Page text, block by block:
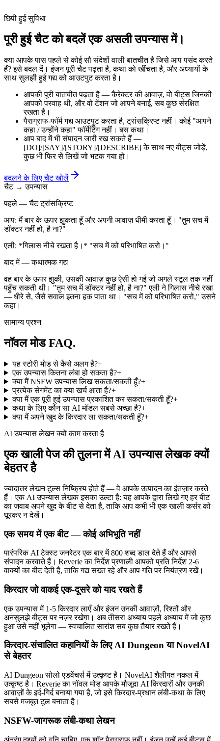
छिपी हुई सुविधा
पूरी हुई चैट को बदलें एक असली उपन्यास में।
क्या आपके पास पहले से कोई सौ संदेशों वाली बातचीत है जिसे आप पसंद करते
हैं? इसे बदल दें। इंजन पूरी चैट पढ़ता है, कथा को खींचता है, और अध्यायों के
साथ सुलझी हुई गद्य को आउटपुट करता है।
आपकी पूरी बातचीत पढ़ता है — कैरेक्टर की आवाज़, वो बीट्स जिनकी
आपको परवाह थी, और वो टेंशन जो आपने बनाई, सब कुछ संरक्षित
रखता है।
पैराग्राफ-फॉर्म गद्य आउटपुट करता है, ट्रांसक्रिप्ट नहीं। कोई "आपने
कहा / उन्होंने कहा" फॉर्मेटिंग नहीं। बस कथा।
आप बाद में भी संपादन जारी रख सकते हैं —
[DO]/[SAY]/[STORY]/[DESCRIBE] के साथ नए बीट्स जोड़ें,
कुछ भी फिर से लिखें जो भटक गया हो।
बदलने के लिए चैट खोलें
चैट → उपन्यास
पहले — चैट ट्रांसक्रिप्ट
आप: मैं बार के ऊपर झुकता हूँ और अपनी आवाज़ धीमी करता हूँ। "तुम सच में
डॉक्टर नहीं हो, है ना?"
एली: *गिलास नीचे रखता है।* "सच में को परिभाषित करो।"
बाद में — कथात्मक गद्य
वह बार के ऊपर झुकी, उसकी आवाज़ कुछ ऐसी हो गई जो अगले स्टूल तक नहीं
पहुँच सकती थी। "तुम सच में डॉक्टर नहीं हो, है ना?" एली ने गिलास नीचे रखा
— धीरे से, जैसे सवाल इतना हक पाता था। "सच में को परिभाषित करो," उसने
कहा।
सामान्य प्रश्न
नॉवल मोड FAQ.
यह स्टोरी मोड से कैसे अलग है?+
एक उपन्यास कितना लंबा हो सकता है?+
क्या मैं NSFW उपन्यास लिख सकता/सकती हूँ?+
प्रत्येक सेगमेंट का क्या खर्च आता है?+
क्या मैं एक पूरी हुई उपन्यास प्रकाशित कर सकता/सकती हूँ?+
कथा के लिए कौन सा AI मॉडल सबसे अच्छा है?+
क्या मैं अपने खुद के किरदार ला सकता/सकती हूँ?+
AI उपन्यास लेखन क्यों काम करता है
एक खाली पेज की तुलना में AI उपन्यास लेखक क्यों
बेहतर है
ज्यादातर लेखन टूल्स निष्क्रिय होते हैं — वे आपके उत्पादन का इंतज़ार करते
हैं। एक AI उपन्यास लेखक इसका उल्टा है: यह आपके द्वारा लिखे गए हर बीट
का जवाब अपने खुद के बीट से देता है, ताकि आप कभी भी एक खाली कर्सर को
घूरकर न देखें।
एक समय में एक बीट — कोई अभिभूति नहीं
पारंपरिक AI टेक्स्ट जनरेटर एक बार में 800 शब्द डाल देते हैं और आपसे
संपादन करवाते हैं। Reverie का निर्देश प्रणाली आपको प्रति निर्देश 2-6
वाक्यों का बीट देती है, ताकि गद्य सख्त रहे और आप गति पर नियंत्रण रखें।
किरदार जो वाकई एक-दूसरे को याद रखते हैं
एक उपन्यास में 1-5 किरदार लाएँ और इंजन उनकी आवाज़ों, रिश्तों और
अनसुलझे बीट्स पर नज़र रखेगा। अब तीसरा अध्याय पहले अध्याय में जो कुछ
हुआ उसे नहीं भूलेगा — स्वचालित सारांश सब कुछ तैयार रखते हैं।
किरदार-संचालित कहानियों के लिए AI Dungeon या NovelAI
से बेहतर
AI Dungeon सोलो एडवेंचर्स में उत्कृष्ट है। NovelAI शैलीगत नकल में
उत्कृष्ट है। Reverie का नॉवल मोड आपके मौजूदा AI किरदारों और उनकी
आवाज़ों के इर्द-गिर्द बनाया गया है, जो इसे किरदार-प्रधान लंबी-कथा के लिए
सबसे मजबूत टूल बनाता है।
NSFW-जागरूक लंबी-कथा लेखन